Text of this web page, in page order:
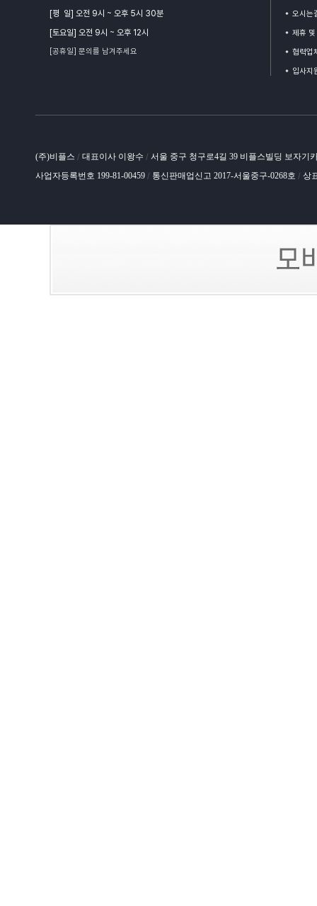
[평 일] 오전 9시 ~ 오후 5시 30분
[토요일] 오전 9시 ~ 오후 12시
[공휴일] 문의를 남겨주세요
오시는
제휴
협력업
입사지
(주)비플스 / 대표이사 이왕수 / 서울 중구 청구로4길 39 비플스빌딩 보자기
사업자등록번호 199-81-00459 / 통신판매업신고 2017-서울중구-0268호 / 상